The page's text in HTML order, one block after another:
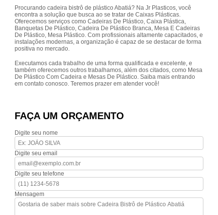
Procurando cadeira bistrô de plástico Abatiá? Na Jr Plasticos, você
encontra a solução que busca ao se tratar de Caixas Plásticas.
Oferecemos serviços como Cadeiras De Plástico, Caixa Plástica,
Banquetas De Plástico, Cadeira De Plástico Branca, Mesa E Cadeiras
De Plástico, Mesa Plástico. Com profissionais altamente capacitados, e
instalações modernas, a organização é capaz de se destacar de forma
positiva no mercado.
Executamos cada trabalho de uma forma qualificada e excelente, e
também oferecemos outros trabalhamos, além dos citados, como Mesa
De Plástico Com Cadeira e Mesas De Plástico. Saiba mais entrando
em contato conosco. Teremos prazer em atender você!
FAÇA UM ORÇAMENTO
Digite seu nome
Digite seu email
Digite seu telefone
Mensagem